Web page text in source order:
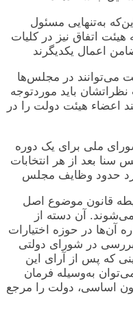
به‌تنهایی مسئول
اتفاق نیز در کلیات
اعمال یکدیگرند
می‌توانند در مجلس‌ها
باید موردتوجه
اعضاء هیئت دولت را در
ملی برای یک دوره
بعد از هر انتخابات
حدود وظایف مجلس
قانون موضوع اصل
می‌شوند. آن دسته از
آن‌ها در حوزه اختیارات
در شورای دولتی
که پس از آرای این
به‌وسیله فرمان
اساسی، دولت را مرجع